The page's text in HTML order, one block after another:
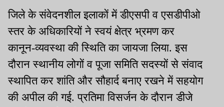
जिले के संवेदनशील इलाकों में डीएसपी व एसडीपीओ
स्तर के अधिकारियों ने स्वयं क्षेत्र भ्रमण कर
कानून-व्यवस्था की स्थिति का जायजा लिया. इस
दौरान स्थानीय लोगों व पूजा समिति सदस्यों से संवाद
स्थापित कर शांति और सौहार्द बनाए रखने में सहयोग
की अपील की गई. प्रतिमा विसर्जन के दौरान डीजे